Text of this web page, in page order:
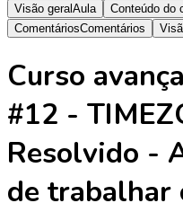
Visão geralAula Conteúdo do
ComentáriosComentários
Curso
#12 -
Resolvido -
de trabalhar